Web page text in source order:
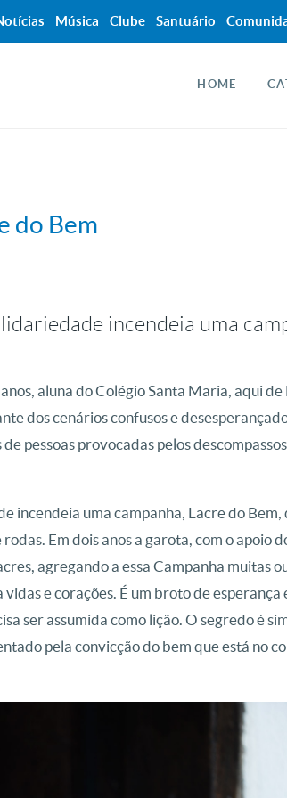
HOME
do Bem
incendeia uma
aluna do Colégio Santa Maria, aqui
dos cenários confusos e
pessoas provocadas pelos
incendeia uma campanha, Lacre do Bem,
Em dois anos a garota, com o apoio
agregando a essa Campanha muitas
e corações. É um broto de esperança
ser assumida como lição. O segredo é
pela convicção do bem que está no
Música Clube Santuário